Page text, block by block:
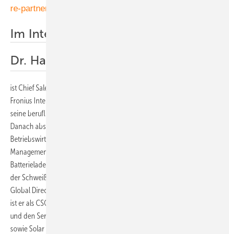
re-partner/infocente…
Im Interview
Dr. Harald Scherleitn er MBA
ist Chief Sales Officer (CSO) und Mitglied der Geschäftsleitung der
Fronius International GmbH. Der gebürtige Oberösterreicher begann
seine berufliche Laufbahn mit einer Lehre als Elektromechaniker.
Danach absolvierte er ein MBA-Studium und diplomierte als
Betriebswirt. Im Jahr 2024 promovierte er im Fach internationales
Management. Nach mehrjähriger Leitungsfunktion in der Fronius-
Batterieladetechnik kehrte er 2016 zu seiner Ursprungsleidenschaft,
der Schweißtechnologie, zurück und wurde Business-Unit-Leiter und
Global Director Sales & Marketing von Fronius Perfect Welding. Heute
ist er als CSO verantwortlich für den globalen Vertrieb, das Marketing
und den Service der strategischen Geschäftsfelder Welding Solutions
sowie Solar & Energy von Fronius.